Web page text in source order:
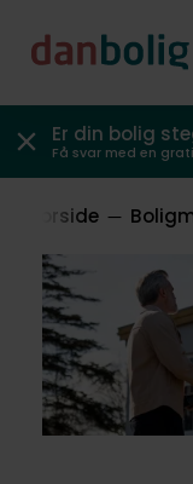
Er din bolig
Få svar med en
Forside